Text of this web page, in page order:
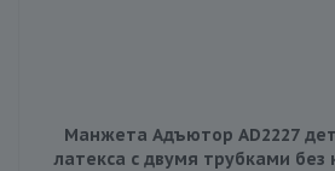
Манжета Адъютор AD2227
латекса с двумя трубками без